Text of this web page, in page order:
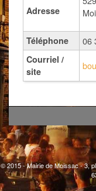
Adresse
Téléphone 06
Courriel /
site
© 2015 - Mairie de Moissac - 3,